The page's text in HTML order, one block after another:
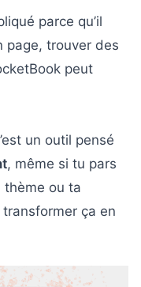
parce qu’il
page, trouver des
peut
un outil pensé
, même si tu pars
thème ou ta
ça en